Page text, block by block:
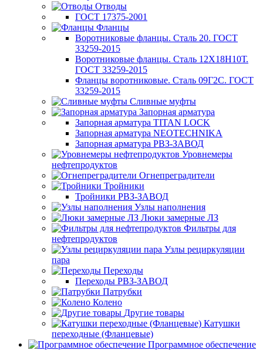
Отводы
ГОСТ 17375-2001
Фланцы
Воротниковые фланцы. Сталь 20. ГОСТ
33259-2015
Воротниковые фланцы. Сталь 12Х18Н10Т.
ГОСТ 33259-2015
Фланцы воротниковые. Сталь 09Г2С. ГОСТ
33259-2015
Сливные муфты
Запорная арматура
Запорная арматура TITAN LOCK
Запорная арматура NEOTECHNIKA
Запорная арматура РВЗ-ЗАВОД
Уровнемеры
нефтепродуктов
Огнепреградители
Тройники
Тройники РВЗ-ЗАВОД
Узлы наполнения
Люки замерные ЛЗ
Фильтры для
нефтепродуктов
Узлы рециркуляции
пара
Переходы
Переходы РВЗ-ЗАВОД
Патрубки
Колено
Другие товары
Катушки
переходные (Фланцевые)
Программное обеспечение